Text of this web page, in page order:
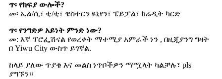
ጥ፡ የክፍያ ውሎች?
መ፡ ኤል/ሲ፣ ቲ/ቲ፣ ዌስተርን ዩኒየን፣ ፔይፓል፣ ክሬዲት ካርድ
ጥ፡ የንግድዎ አይነት ምንድ ነው?
መ: እኛ ፕሮፌሽናል የወረቀት ማተሚያ አምራች ነን , በዚጂያንግ ግዛት
በ Yiwu City ውስጥ ይገኛል.
ከላይ ያለው ጥያቄ እና መልስ ነጥቦችዎን ማሟላት ካልቻሉ፣ pls
ያግኙን።